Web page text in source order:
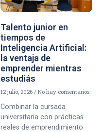
Talento junior en
tiempos de
Inteligencia Artificial:
la ventaja de
emprender mientras
estudiás
12 julio, 2026 No hay comentarios
Combinar la cursada
universitaria con prácticas
reales de emprendimiento